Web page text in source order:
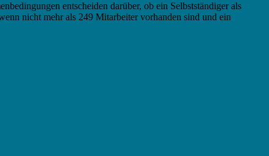
entscheiden darüber, ob ein Selbstständiger als
nicht mehr als 249 Mitarbeiter vorhanden sind und ein